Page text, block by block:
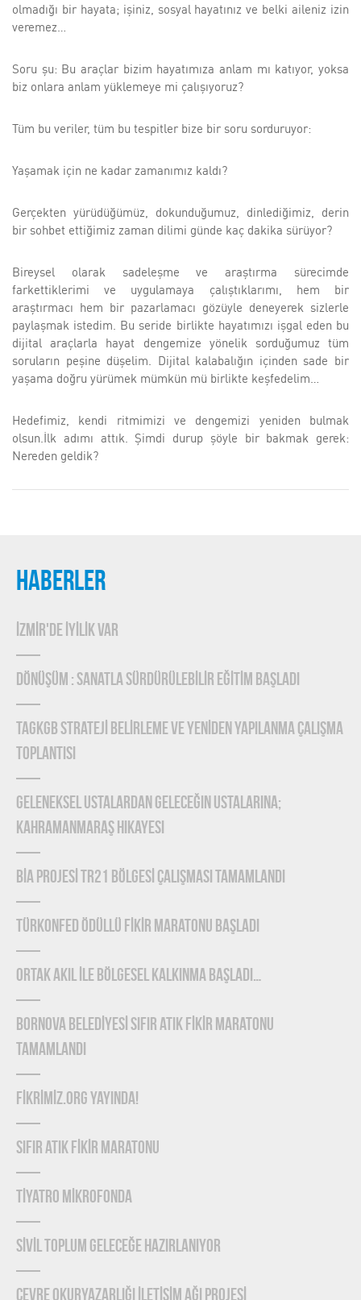
olmadığı bir hayata; işiniz, sosyal hayatınız ve belki aileniz izin
veremez…
Soru şu: Bu araçlar bizim hayatımıza anlam mı katıyor, yoksa
biz onlara anlam yüklemeye mi çalışıyoruz?
Tüm bu veriler, tüm bu tespitler bize bir soru sorduruyor:
Yaşamak için ne kadar zamanımız kaldı?
Gerçekten yürüdüğümüz, dokunduğumuz, dinlediğimiz, derin
bir sohbet ettiğimiz zaman dilimi günde kaç dakika sürüyor?
Bireysel olarak sadeleşme ve araştırma sürecimde
farkettiklerimi ve uygulamaya çalıştıklarımı, hem bir
araştırmacı hem bir pazarlamacı gözüyle deneyerek sizlerle
paylaşmak istedim. Bu seride birlikte hayatımızı işgal eden bu
dijital araçlarla hayat dengemize yönelik sorduğumuz tüm
soruların peşine düşelim. Dijital kalabalığın içinden sade bir
yaşama doğru yürümek mümkün mü birlikte keşfedelim…
Hedefimiz, kendi ritmimizi ve dengemizi yeniden bulmak
olsun.İlk adımı attık. Şimdi durup şöyle bir bakmak gerek:
Nereden geldik?
HABERLER
İZMİR'DE İYİLİK VAR
DÖNÜŞÜM : SANATLA SÜRDÜRÜLEBİLİR EĞİTİM BAŞLADI
TAGKGB STRATEJİ BELİRLEME ve YENİDEN YAPILANMA ÇALIŞMA
TOPLANTISI
Geleneksel Ustalardan Geleceğin Ustalarına;
Kahramanmaraş Hikayesi
BİA PROJESİ TR21 BÖLGESİ ÇALIŞMASI TAMAMLANDI
TÜRKONFED Ödüllü FİKİR Maratonu Başladı
ORTAK AKIL İLE BÖLGESEL KALKINMA BAŞLADI…
BORNOVA BELEDİYESİ SIFIR ATIK FİKİR MARATONU
TAMAMLANDI
FİKRİMİZ.ORG YAYINDA!
SIFIR ATIK FİKİR MARATONU
TİYATRO MİKROFONDA
SİVİL TOPLUM GELECEĞE HAZIRLANIYOR